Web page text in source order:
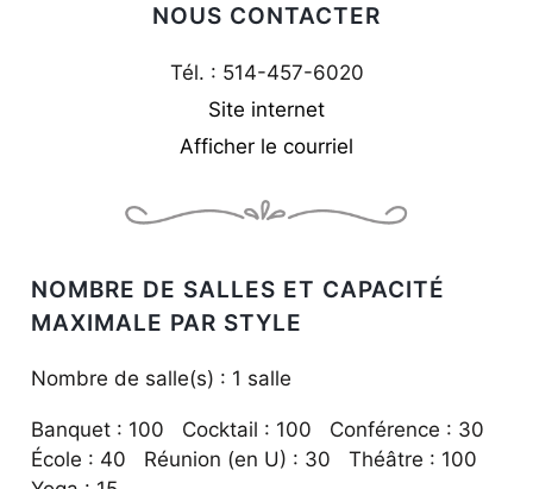
NOUS CONTACTER
Tél. : 514-457-6020
Site internet
Afficher le courriel
NOMBRE DE SALLES ET CAPACITÉ
MAXIMALE PAR STYLE
Nombre de salle(s) : 1 salle
Banquet : 100 Cocktail : 100 Conférence : 30
École : 40 Réunion (en U) : 30 Théâtre : 100